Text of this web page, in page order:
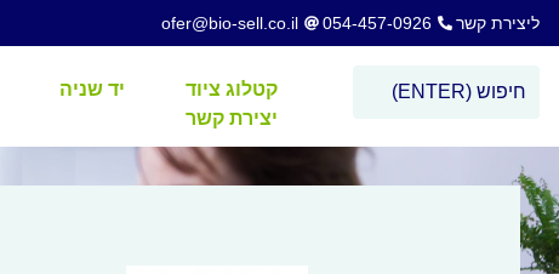
ליצירת קשר 054-457-0926
ofer@bio-sell.co.il
קטלוג ציוד יד שניה
יצירת קשר